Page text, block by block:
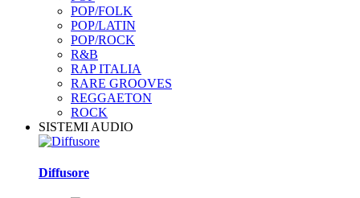
POP/FOLK
POP/LATIN
POP/ROCK
R&B
RAP ITALIA
RARE GROOVES
REGGAETON
ROCK
SISTEMI AUDIO
Diffusore